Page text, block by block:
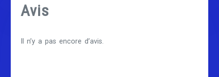
Avis
Il n’y a pas encore d’avis.